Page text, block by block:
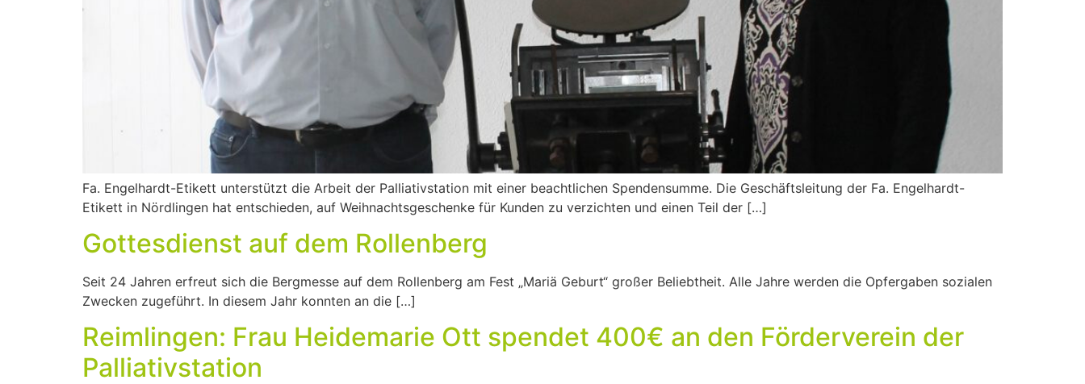
Fa. Engelhardt-Etikett unterstützt die Arbeit der Palliativstation mit einer beachtlichen Spendensumme. Die Geschäftsleitung der Fa. Engelhardt-
Etikett in Nördlingen hat entschieden, auf Weihnachtsgeschenke für Kunden zu verzichten und einen Teil der […]
Gottesdienst auf dem Rollenberg
Seit 24 Jahren erfreut sich die Bergmesse auf dem Rollenberg am Fest „Mariä Geburt“ großer Beliebtheit. Alle Jahre werden die Opfergaben sozialen
Zwecken zugeführt. In diesem Jahr konnten an die […]
Reimlingen: Frau Heidemarie Ott spendet 400€ an den Förderverein der
Palliativstation